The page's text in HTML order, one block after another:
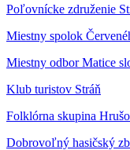
Poľovnícke združenie
Miestny spolok
Miestny odbor Matice
Klub turistov Stráň
Folklórna skupina
Dobrovoľný hasičský